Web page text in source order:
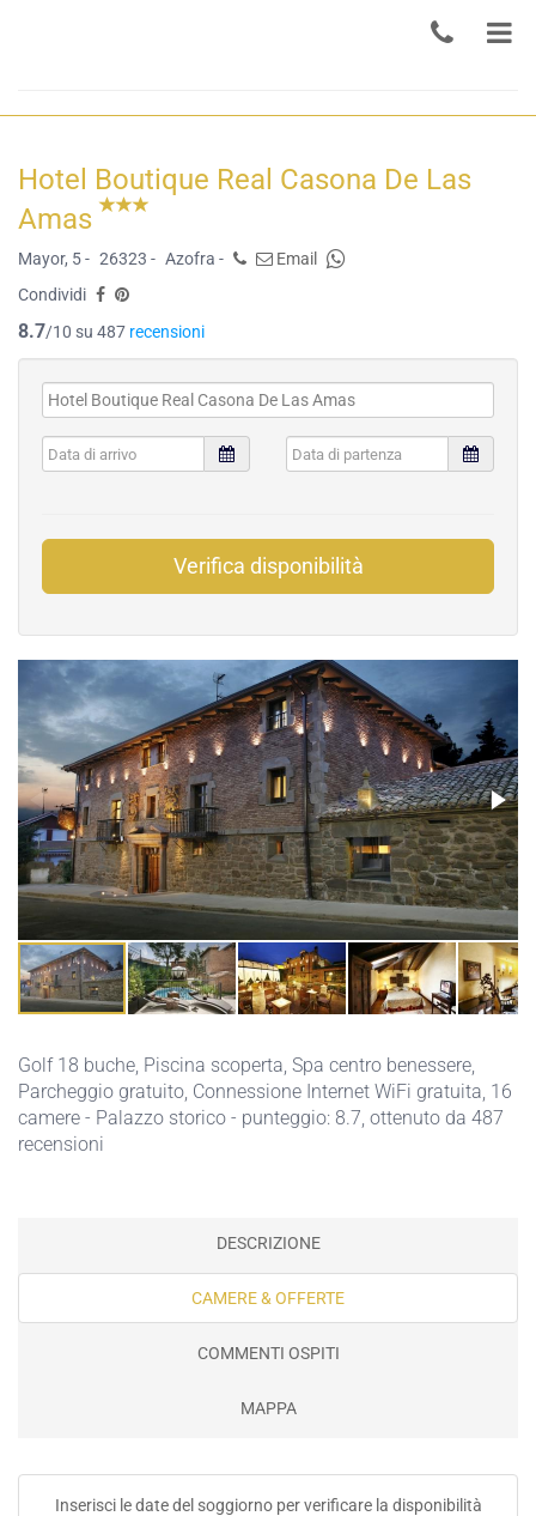
Hotel Boutique Real Casona De Las
Amas
Mayor, 5 - 26323 - Azofra -
Email
Condividi
8.7/10 su 487 recensioni
Verifica disponibilità
Golf 18 buche, Piscina scoperta, Spa centro benessere,
Parcheggio gratuito, Connessione Internet WiFi gratuita, 16
camere - Palazzo storico - punteggio: 8.7, ottenuto da 487
recensioni
DESCRIZIONE
CAMERE & OFFERTE
COMMENTI OSPITI
MAPPA
Inserisci le date del soggiorno per verificare la disponibilità